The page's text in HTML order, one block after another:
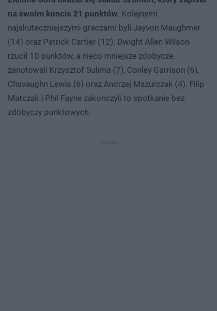
na swoim koncie 21 punktów. Kolejnymi
najskuteczniejszymi graczami byli Jayvon Maughmer
(14) oraz Patrick Cartier (12). Dwight Allen Wilson
rzucił 10 punktów, a nieco mniejsze zdobycze
zanotowali Krzysztof Sulima (7), Conley Garrison (6),
Chavaughn Lewis (6) oraz Andrzej Mazurczak (4). Filip
Matczak i Phil Fayne zakończyli to spotkanie bez
zdobyczy punktowych.